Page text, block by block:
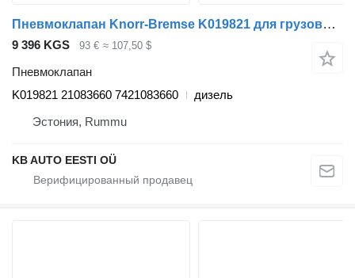
Пневмоклапан Knorr-Bremse K019821 для грузовика Renault T (2013-)
9 396 KGS 93 € ≈ 107,50 $
Пневмоклапан
K019821 21083660 7421083660
дизель
Эстония, Rummu
KB AUTO EESTI OÜ